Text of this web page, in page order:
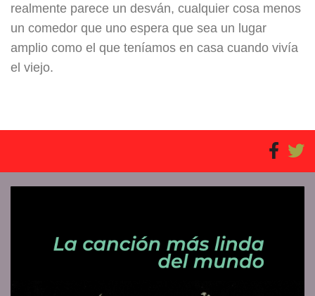
realmente parece un desván, cualquier cosa menos
un comedor que uno espera que sea un lugar
amplio como el que teníamos en casa cuando vivía
el viejo.